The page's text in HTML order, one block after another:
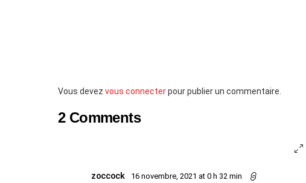
Laisser
commentaire
Vous devez vous connecterpour publier un commentaire.
2 Comments
zoccock 16 novembre, 2021 at 0 h 32 min